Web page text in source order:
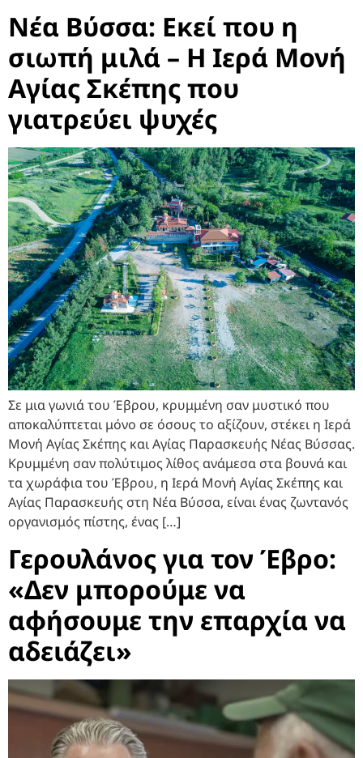
Νέα Βύσσα: Εκεί που η
σιωπή μιλά – Η Ιερά Μονή
Αγίας Σκέπης που
γιατρεύει ψυχές
Σε μια γωνιά του Έβρου, κρυμμένη σαν μυστικό που
αποκαλύπτεται μόνο σε όσους το αξίζουν, στέκει η Ιερά
Μονή Αγίας Σκέπης και Αγίας Παρασκευής Νέας Βύσσας.
Κρυμμένη σαν πολύτιμος λίθος ανάμεσα στα βουνά και
τα χωράφια του Έβρου, η Ιερά Μονή Αγίας Σκέπης και
Αγίας Παρασκευής στη Νέα Βύσσα, είναι ένας ζωντανός
οργανισμός πίστης, ένας […]
Γερουλάνος για τον Έβρο:
«Δεν μπορούμε να
αφήσουμε την επαρχία να
αδειάζει»